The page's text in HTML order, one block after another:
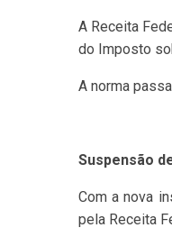
A Receita
do Imposto
A norma
Suspensão
Com a nova
pela Receita